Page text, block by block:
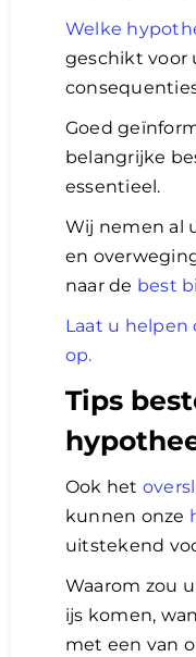
Welke
geschikt voor
Goed
belangrijke
essentieel.
Wij nemen al
en
naar de best
Laat u helpen
op.
Tips
Ook het
kunnen onze
uitstekend
Waarom zou
ijs komen,
met een van